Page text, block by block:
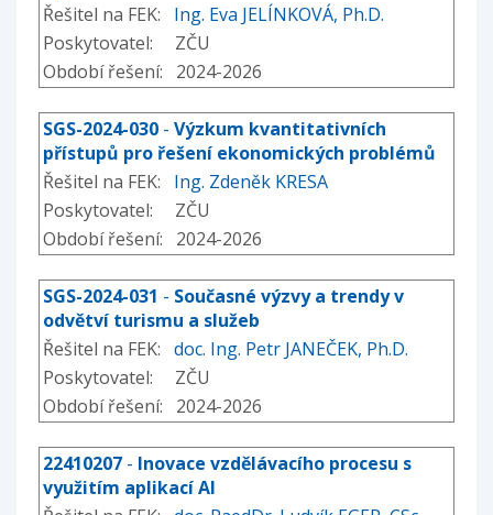
Řešitel na FEK: Ing. Eva JELÍNKOVÁ, Ph.D.
Poskytovatel: ZČU
Období řešení: 2024-2026
SGS-2024-030 - Výzkum kvantitativních
přístupů pro řešení ekonomických problémů
Řešitel na FEK: Ing. Zdeněk KRESA
Poskytovatel: ZČU
Období řešení: 2024-2026
SGS-2024-031 - Současné výzvy a trendy v
odvětví turismu a služeb
Řešitel na FEK: doc. Ing. Petr JANEČEK, Ph.D.
Poskytovatel: ZČU
Období řešení: 2024-2026
22410207 - Inovace vzdělávacího procesu s
využitím aplikací AI